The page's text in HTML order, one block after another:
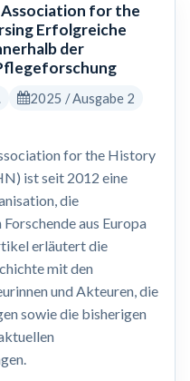
Association for the
Erfolgreiche
der
2025 / Ausgabe 2
for the History
ist seit 2012 eine
die
aus Europa
erläutert die
mit den
und Akteuren, die
sowie die bisherigen